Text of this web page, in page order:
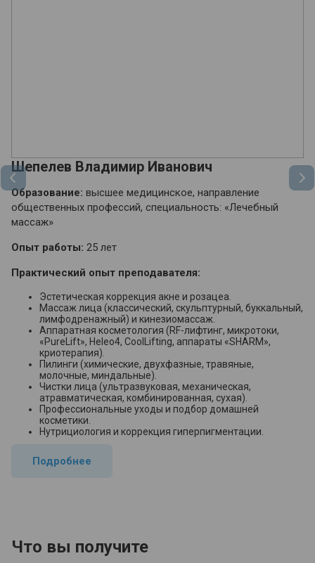
Шепелев Владимир Иванович
Образование: высшее медицинское, направление
общественных профессий, специальность: «Лечебный
массаж»
Опыт работы: 25 лет
Практический опыт преподавателя:
Эстетическая коррекция акне и розацеа.
Массаж лица (классический, скульптурный, буккальный,
лимфодренажный) и кинезиомассаж.
Аппаратная косметология (RF-лифтинг, микротоки,
«PureLift», Heleo4, CoolLifting, аппараты «SHARM»,
криотерапия).
Пилинги (химические, двухфазные, травяные,
молочные, миндальные).
Чистки лица (ультразвуковая, механическая,
атравматическая, комбинированная, сухая).
Профессиональные уходы и подбор домашней
косметики.
Нутрициология и коррекция гиперпигментации.
Подробнее
Что вы получите